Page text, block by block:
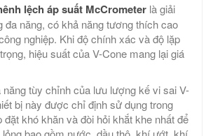
lệch áp suất McCrometer là giải
đa năng, có khả năng tương thích cao
nghiệp. Khi độ chính xác và độ lặp
hiệu suất của V-Cone mang lại giá
tùy chỉnh của lưu lượng kế vi sai V-
bị này được chỉ định sử dụng trong
khó khăn và đòi hỏi khắt khe nhất để